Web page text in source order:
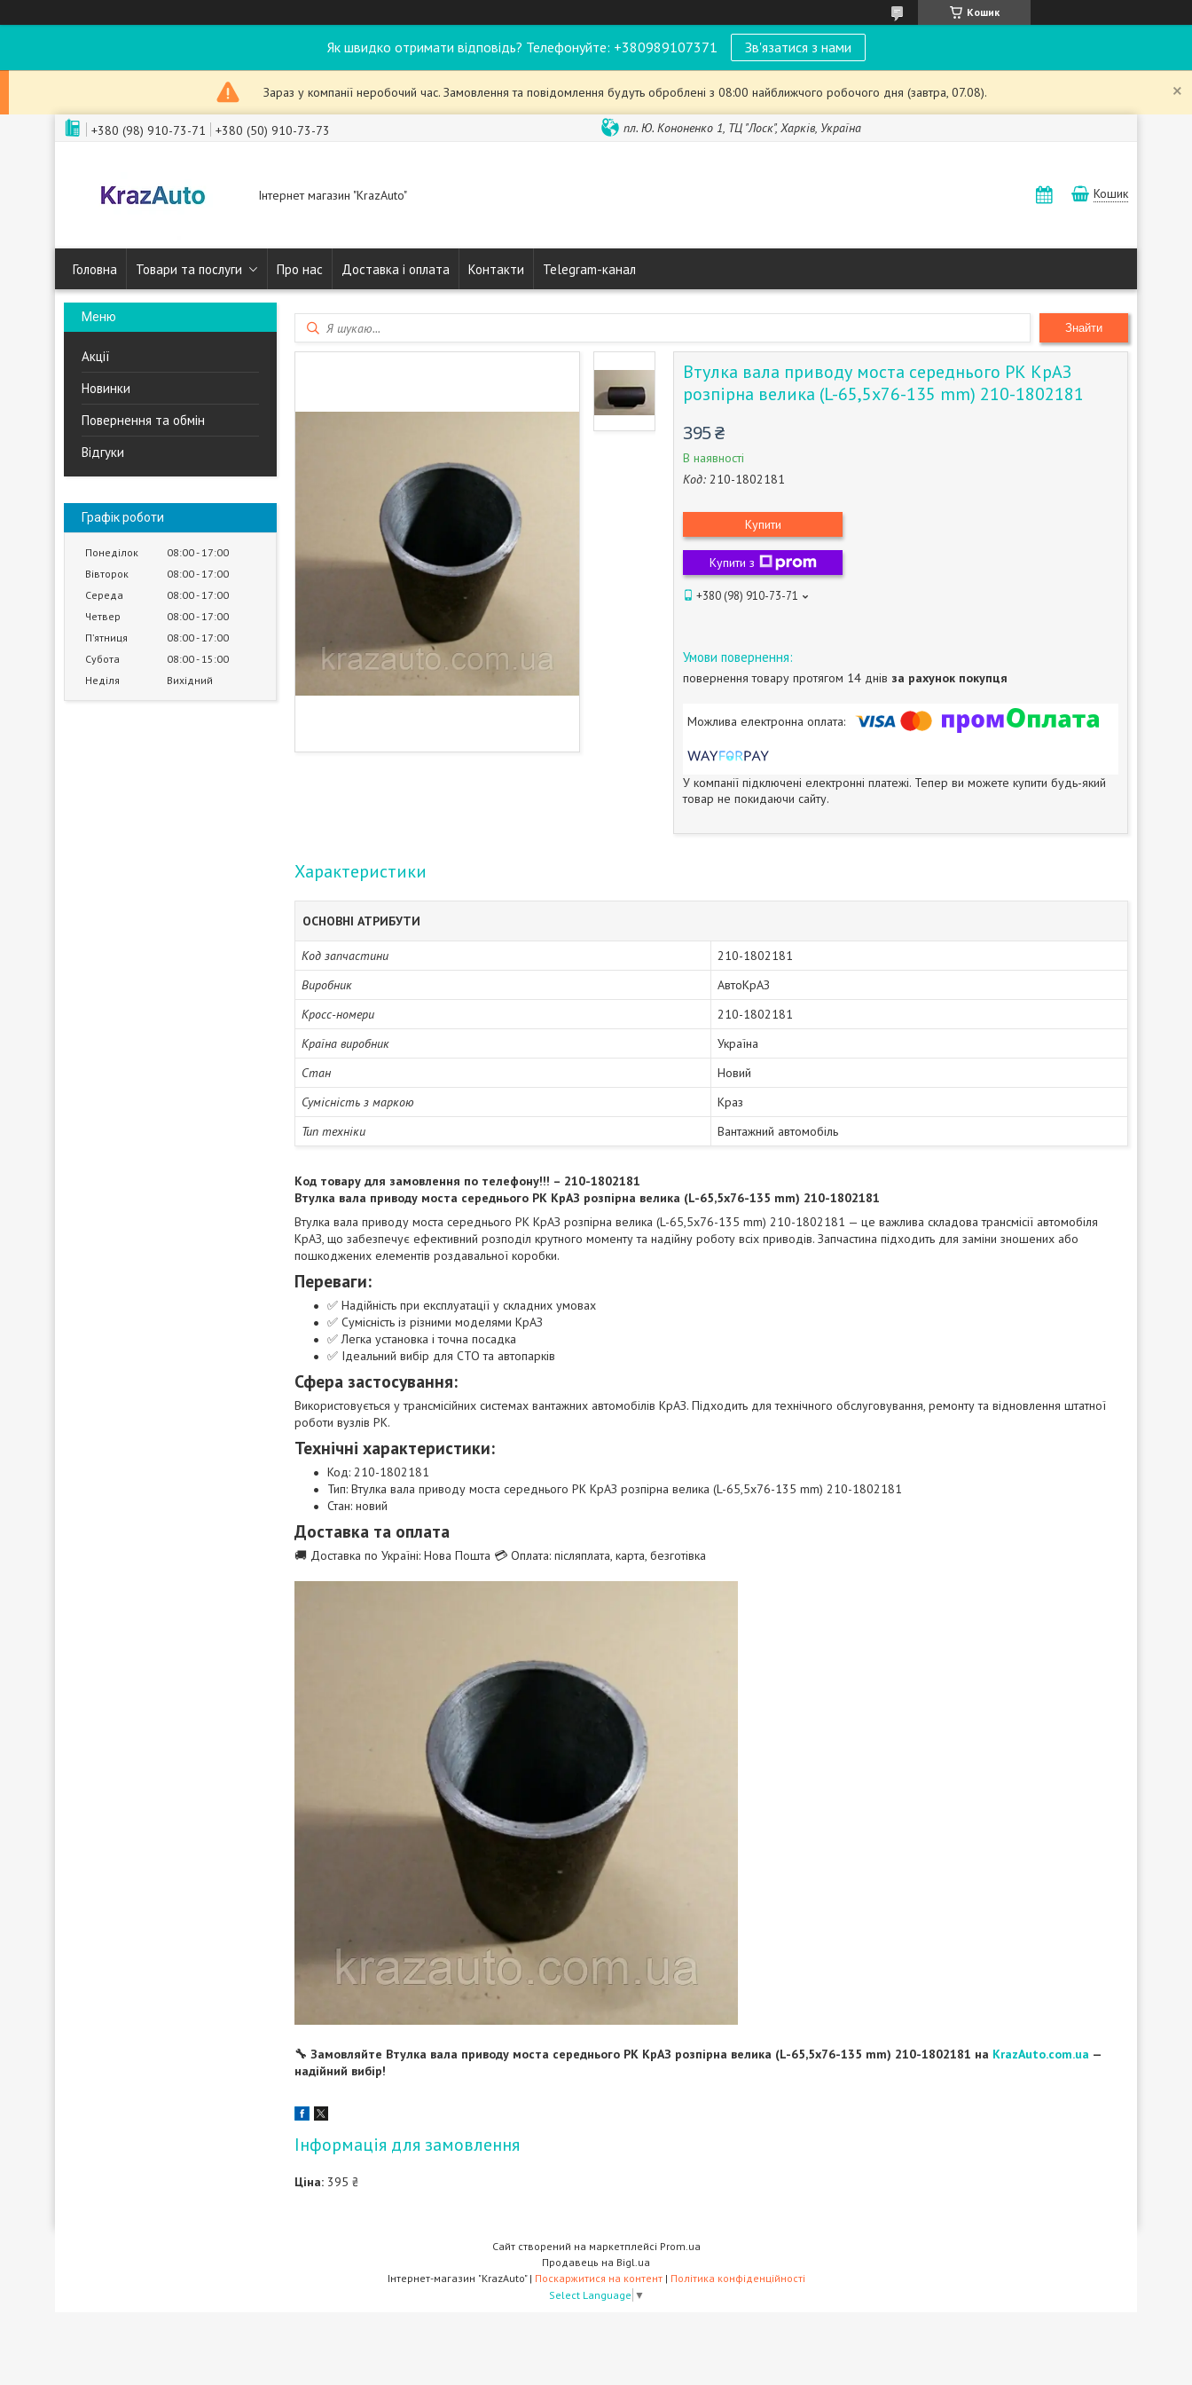
Кошик
Як швидко отримати відповідь? Телефонуйте: +380989107371 Зв'язатися з нами
Зараз у компанії неробочий час. Замовлення та повідомлення будуть оброблені з 08:00 найближчого робочого дня (завтра, 07.08).
+380 (98) 910-73-71 +380 (50) 910-73-73 пл. Ю. Кононенко 1, ТЦ "Лоск", Харків, Україна
Інтернет магазин "KrazAuto" Кошик
Головна Товари та послуги Про нас Доставка і оплата Контакти Telegram-канал
Акції
Новинки
Повернення та обмін
Відгуки
Графік роботи
Понеділок 08:00 17:00
Вівторок
08:00 17:00
Середа
08:00 17:00
Четвер
08:00 17:00
Пʼятниця
08:00 17:00
Субота
08:00 15:00
Неділя
Вихідний
Знайти
Втулка вала приводу моста середнього РК КрАЗ
розпірна велика (L-65,5х76-135 mm) 210-1802181
395 ₴
В наявності
Код: 210-1802181
Купити
Купити з
+380 (98) 910-73-71
повернення товару протягом 14 днів за рахунок покупця
У компанії підключені електронні платежі. Тепер ви можете купити будь-який
товар не покидаючи сайту.
Характеристики
ОСНОВНІ АТРИБУТИ
Код запчастини
210-1802181
Виробник
АвтоКрАЗ
Кросс-номери
210-1802181
Країна виробник
Україна
Стан
Новий
Сумісність з маркою
Краз
Тип техніки
Вантажний автомобіль
Код товару для замовлення по телефону!!! – 210-1802181
Втулка вала приводу моста середнього РК КрАЗ розпірна велика (L-65,5х76-135 mm) 210-1802181
Втулка вала приводу моста середнього РК КрАЗ розпірна велика (L-65,5х76-135 mm) 210-1802181 — це важлива складова трансмісії автомобіля
КрАЗ, що забезпечує ефективний розподіл крутного моменту та надійну роботу всіх приводів. Запчастина підходить для заміни зношених або
пошкоджених елементів роздавальної коробки.
Переваги:
✅ Надійність при експлуатації у складних умовах
✅ Сумісність із різними моделями КрАЗ
✅ Легка установка і точна посадка
✅ Ідеальний вибір для СТО та автопарків
Сфера застосування:
Використовується у трансмісійних системах вантажних автомобілів КрАЗ. Підходить для технічного обслуговування, ремонту та відновлення штатної
роботи вузлів РК.
Технічні характеристики:
Код: 210-1802181
Тип: Втулка вала приводу моста середнього РК КрАЗ розпірна велика (L-65,5х76-135 mm) 210-1802181
Стан: новий
Доставка та оплата
🚚 Доставка по Україні: Нова Пошта 💳 Оплата: післяплата, карта, безготівка
🔧 Замовляйте Втулка вала приводу моста середнього РК КрАЗ розпірна велика (L-65,5х76-135 mm) 210-1802181 на KrazAuto.com.ua —
надійний вибір!
Інформація для замовлення
Ціна: 395 ₴
Сайт створений на маркетплейсі Prom.ua
Продавець на Bigl.ua
Інтернет-магазин "KrazAuto" | Поскаржитися на контент | Політика конфіденційності
Select Language ▼